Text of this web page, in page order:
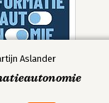
Aslander